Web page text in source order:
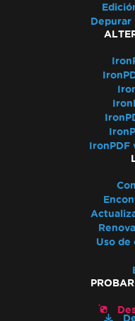
Extracción
Validación
Conexión
en macOS
Nombres
Agregar
Errores de
Monitorear
Uso de
Fuentes
Depurar
IronPDF
Uso de